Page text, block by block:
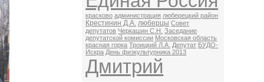
красково администрация люберецкий район
Крестинин Д.А. люберцы Совет
депутатов Черкашин С.Н.
Заседание
депутатской комиссии Московская область
красная горка Троицкий Л.А. Депутат БУДО-
Искра День физкультурника 2013
Дмитрий